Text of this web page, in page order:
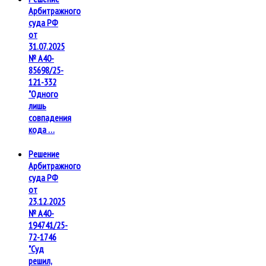
Арбитражного
суда РФ
от
31.07.2025
№ А40-
85698/25-
121-332
"Одного
лишь
совпадения
кода …
Решение
Арбитражного
суда РФ
от
23.12.2025
№ А40-
194741/25-
72-1746
"Суд
решил,